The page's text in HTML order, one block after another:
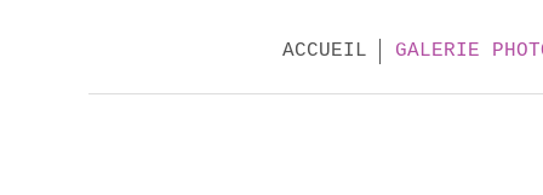
ACCUEIL GALERIE